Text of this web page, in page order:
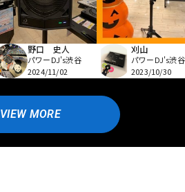
野口 史人
パワーDJ's渋谷
2024/11/02
刈山
パワーDJ's渋谷
2023/10/30
VIEW MORE